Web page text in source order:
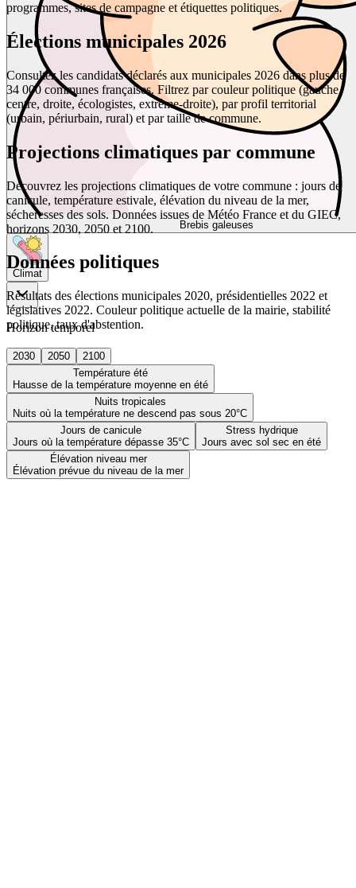
Brebis galeuses
Climat
Horizon temporel
2030 2050
2100
Température été
Hausse de la température moyenne en été
Nuits tropicales
Nuits où la température ne descend pas sous 20°C
Jours de canicule
Jours où la température dépasse 35°C
Stress hydrique
Jours avec sol sec en été
Élévation niveau mer
Élévation prévue du niveau de la mer
programmes, sites de campagne et étiquettes politiques.
Élections municipales 2026
Consultez les candidats déclarés aux municipales 2026 dans plus de
34 000 communes françaises. Filtrez par couleur politique (gauche,
centre, droite, écologistes, extrême-droite), par profil territorial
(urbain, périurbain, rural) et par taille de commune.
Projections climatiques par commune
Découvrez les projections climatiques de votre commune : jours de
canicule, température estivale, élévation du niveau de la mer,
sécheresses des sols. Données issues de Météo France et du GIEC,
horizons 2030, 2050 et 2100.
Données politiques
Résultats des élections municipales 2020, présidentielles 2022 et
législatives 2022. Couleur politique actuelle de la mairie, stabilité
politique, taux d'abstention.